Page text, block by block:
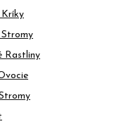
Kríky
Rastliny